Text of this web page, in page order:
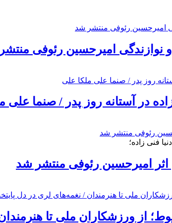
نوازندگی امیرحسین رئوفی
در آستانه روز پدر / صنما علی
فنی زاده؛
اثر امیرحسین رئوفی منتشر شد
از ورزشکاران ملی تا